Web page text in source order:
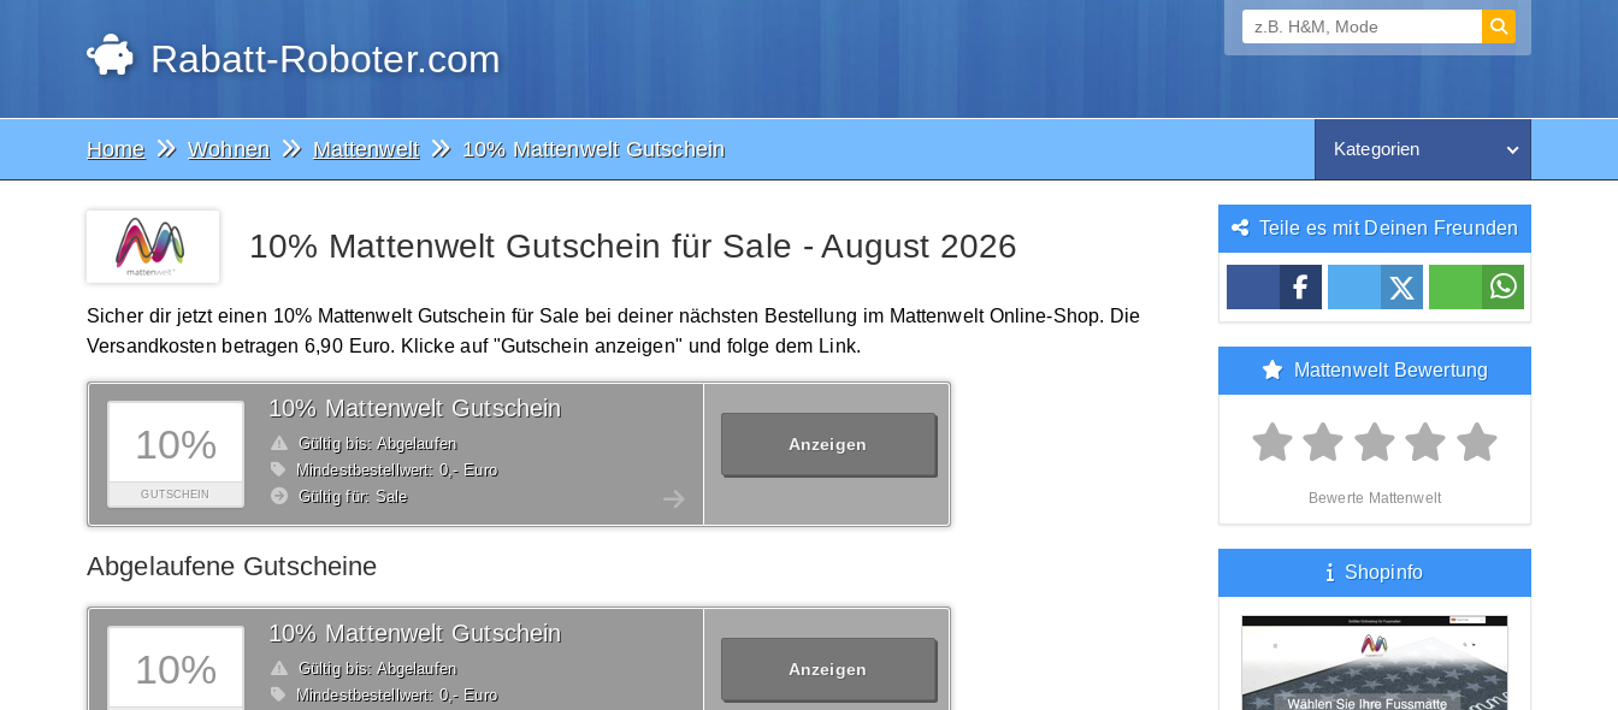
Rabatt-Roboter.com
Home Wohnen Mattenwelt 10% Mattenwelt Gutschein Kategorien
10% Mattenwelt Gutschein für Sale - August 2026
Sicher dir jetzt einen 10% Mattenwelt Gutschein für Sale bei deiner nächsten Bestellung im Mattenwelt Online-Shop. Die
Versandkosten betragen 6,90 Euro. Klicke auf "Gutschein anzeigen" und folge dem Link.
10%
GUTSCHEIN
10% Mattenwelt Gutschein
Gültig bis: Abgelaufen
Mindestbestellwert: 0,- Euro
Gültig für: Sale
Anzeigen
Abgelaufene Gutscheine
10%
10% Mattenwelt Gutschein
Gültig bis: Abgelaufen
Mindestbestellwert: 0,- Euro
Anzeigen
Teile es mit Deinen Freunden
Mattenwelt Bewertung
Bewerte Mattenwelt
Shopinfo